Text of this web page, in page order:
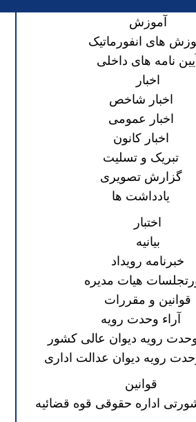
آموزش
های انفورماتیک
آیین نامه های داخلی
اخبار
اخبار شاخص
اخبار عمومی
اخبار کانون
تبریک و تسلیت
گزارش تصویری
یادداشت ها
اختبار
بیانیه
خبرنامه رویداد
هیات مدیره
قوانین و مقررات
آراء وحدت رویه
وحدت رویه دیوان عالی کشور
وحدت رویه دیوان عدالت اداری
قوانین
اداره حقوقی قوه قضائیه